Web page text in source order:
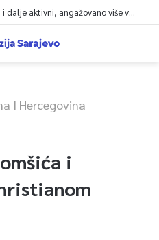
Pojedini požari u Hercegovini i dalje aktivni, angažovano više vatrogasaca i helikopter
I Hercegovina
i